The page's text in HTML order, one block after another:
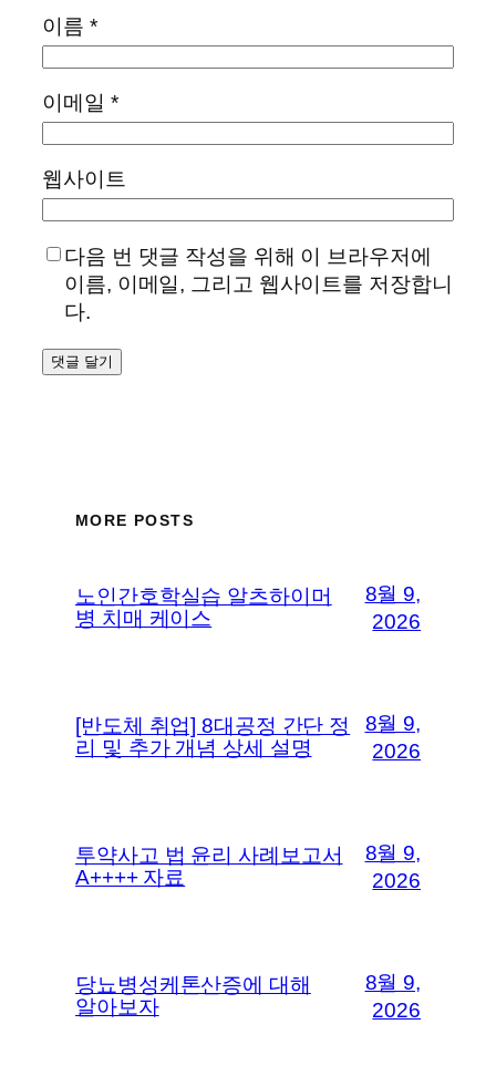
이름 *
이메일 *
웹사이트
다음 번 댓글 작성을 위해 이 브라우저에
이름, 이메일, 그리고 웹사이트를 저장합니
다.
MORE POSTS
노인간호학실습 알츠하이머
병 치매 케이스
8월 9,
2026
[반도체 취업] 8대공정 간단 정
리 및 추가 개념 상세 설명
8월 9,
2026
투약사고 법 윤리 사례보고서
A++++ 자료
8월 9,
2026
당뇨병성케톤산증에 대해
알아보자
8월 9,
2026